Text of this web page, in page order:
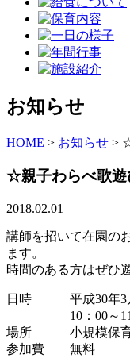
お知らせ
HOME > お知らせ >
☆親子わらべ歌
2018.02.01
講師を招いて在園の
ます。
時間のある方はぜひ
日時 平成30年3月
10：00～11
場所 小規模保育
参加費 無料